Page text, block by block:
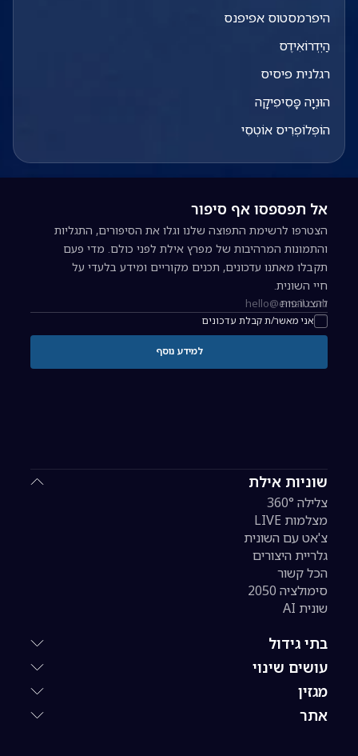
היפרמסטוס אפיפנס
הַיְדְרוֹאִידֶס
רגלנית פיסיס
הוּנְיָה פָּסִיפִיקָה
הוֹפְּלוֹפְרִיס אוֹטְסִי
שוניות אילת
צלילה 360°
מצלמות LIVE
צ'אט עם השונית
גלריית היצורים
הכל קשור
סימולציה 2050
שונית AI
בתי גידול
עושים שינוי
מגזין
אתר
אל תפספסו אף סיפור
הצטרפו לרשימת התפוצה שלנו וגלו את הסיפורים, התגליות
והתמונות המרהיבות של מפרץ אילת לפני כולם. מדי פעם
תקבלו מאתנו עדכונים, תכנים מקוריים ומידע בלעדי על
חיי השונית.
כתובת אימייל להרשמה לניוזלטר
אני מאשר/ת קבלת עדכונים
להצטרפות
למידע נוסף